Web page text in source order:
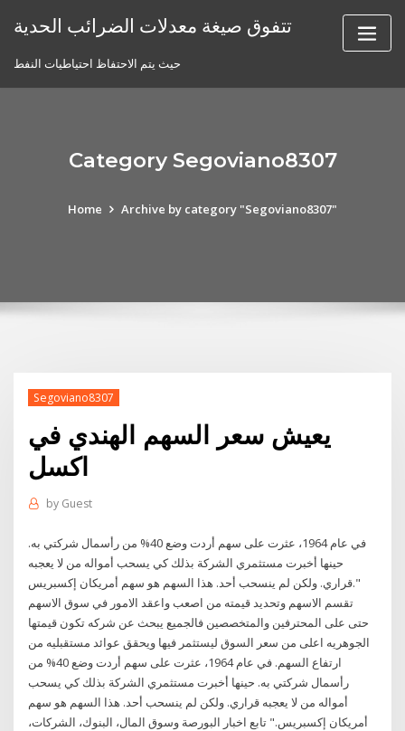
تتفوق صيغة معدلات الضرائب الحدية
حيث يتم الاحتفاظ احتياطيات النفط
Category Segoviano8307
Home Archive by category "Segoviano8307"
Segoviano8307
يعيش سعر السهم الهندي في
اكسل
by Guest
في عام 1964، عثرت على سهم أردت وضع 40% من رأسمال شركتي به.
حينها أخبرت مستثمري الشركة بذلك كي يسحب أمواله من لا يعجبه
قراري. ولكن لم ينسحب أحد. هذا السهم هو سهم أمريكان إكسبريس."
تقسم الاسهم وتحديد قيمته من اصعب واعقد الامور في سوق الاسهم
حتى على المحترفين والمتخصصين فالجميع يبحث عن شركه تكون قيمتها
الجوهريه اعلى من سعر السوق ليستثمر فيها ويحقق عوائد مستقبليه من
ارتفاع السهم. في عام 1964، عثرت على سهم أردت وضع 40% من
رأسمال شركتي به. حينها أخبرت مستثمري الشركة بذلك كي يسحب
أمواله من لا يعجبه قراري. ولكن لم ينسحب أحد. هذا السهم هو سهم
أمريكان إكسبريس." تابع اخبار البورصة وسوق المال، البنوك، الشركات،